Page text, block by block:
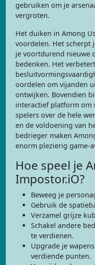
gebruiken om je
vergroten.
Het duiken in Among
voordelen. Het scherpt
je voortdurend nieuwe
bedenken. Het
oordelen om vijanden
ontwijken. Bovendien
interactief platform om
spelers over de hele
en de voldoening van
bedrieger maken
enorm plezierig game-
Hoe speel je
Impostor.iO?
Beweeg je
Gebruik de
Verzamel grijze
Schakel andere
te verdienen.
Upgrade je
verdiende punten.